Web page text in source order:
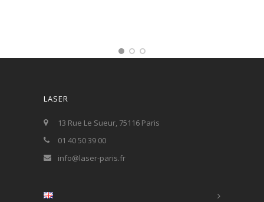
LASER
13 Rue Le Sueur, 75116 Paris
01 40 50 39 00
info@laser-paris.fr